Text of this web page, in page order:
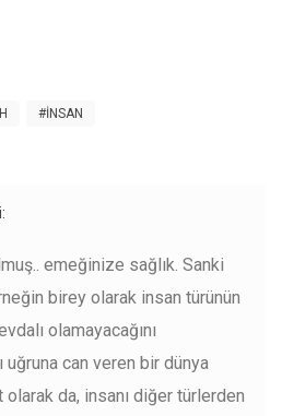
#İNSAN
emeğinize sağlık. Sanki
birey olarak insan türünün
olamayacağını
uğruna can veren bir dünya
da, insanı diğer türlerden